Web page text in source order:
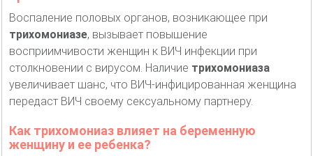
Воспаление половых органов, возникающее при
трихомониазе, вызывает повышение
восприимчивости женщин к ВИЧ инфекции при
столкновении с вирусом. Наличие трихомониаза
увеличивает шанс, что ВИЧ-инфицированная женщина
передаст ВИЧ своему сексуальному партнеру.
Как трихомониаз влияет на беременную
женщину и ее ребенка?